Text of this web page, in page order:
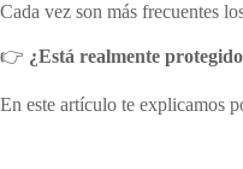
Cada vez son más frecuentes
👉 ¿Está realmente
En este artículo te explicamos